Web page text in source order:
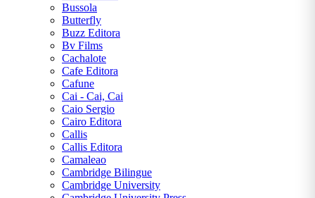
Bussola
Butterfly
Buzz Editora
Bv Films
Cachalote
Cafe Editora
Cafune
Cai - Cai, Cai
Caio Sergio
Cairo Editora
Callis
Callis Editora
Camaleao
Cambridge Bilingue
Cambridge University